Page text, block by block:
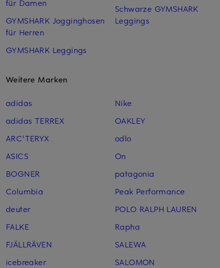
für Damen
GYMSHARK Jogginghosen
für Herren
GYMSHARK Leggings
Schwarze GYMSHARK
Leggings
Weitere Marken
adidas
adidas TERREX
ARC'TERYX
ASICS
BOGNER
Columbia
deuter
FALKE
FJÄLLRÄVEN
icebreaker
Nike
OAKLEY
odlo
On
patagonia
Peak Performance
POLO RALPH LAUREN
Rapha
SALEWA
SALOMON